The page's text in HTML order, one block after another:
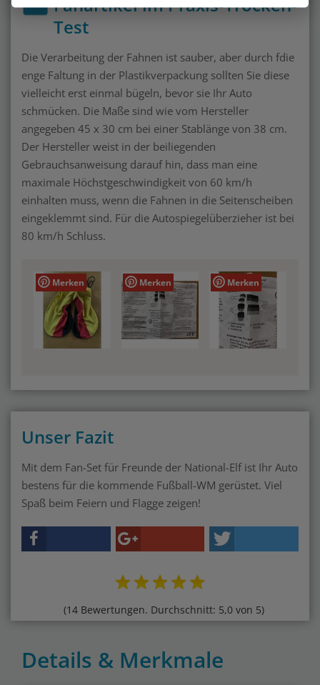
Test
Die Verarbeitung der Fahnen ist sauber, aber durch fdie
enge Faltung in der Plastikverpackung sollten Sie diese
vielleicht erst einmal bügeln, bevor sie Ihr Auto
schmücken. Die Maße sind wie vom Hersteller
angegeben 45 x 30 cm bei einer Stablänge von 38 cm.
Der Hersteller weist in der beiliegenden
Gebrauchsanweisung darauf hin, dass man eine
maximale Höchstgeschwindigkeit von 60 km/h
einhalten muss, wenn die Fahnen in die Seitenscheiben
eingeklemmt sind. Für die Autospiegelüberzieher ist bei
80 km/h Schluss.
Merken Merken Merken
Unser Fazit
Mit dem Fan-Set für Freunde der National-Elf ist Ihr Auto
bestens für die kommende Fußball-WM gerüstet. Viel
Spaß beim Feiern und Flagge zeigen!
(14 Bewertungen. Durchschnitt: 5,0 von 5)
Details & Merkmale